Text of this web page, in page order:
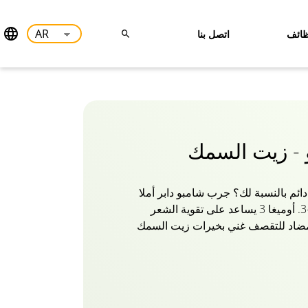
اتصل بنا
- زيت السمك
بالنسبة لك؟ جرب شامبو دابر أملا
الجديد بزيت السمك أوميغا -3. أوميغا 3 يساعد على تقوية الشعر
للتقصف غني بخيرات زيت السمك
من الجذور إلى الأطراف باستخدام